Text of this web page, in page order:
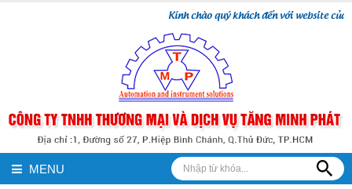
Kính chào quý khách đến với website của
MENU